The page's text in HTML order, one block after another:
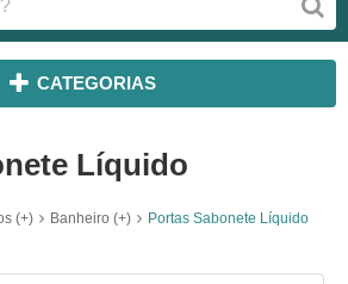
CATEGORIAS
Líquido
(+) Banheiro (+) Portas Sabonete Líquido